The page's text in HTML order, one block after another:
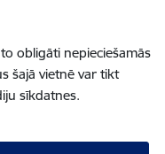
obligāti nepieciešamās
šajā vietnē var tikt
sīkdatnes.